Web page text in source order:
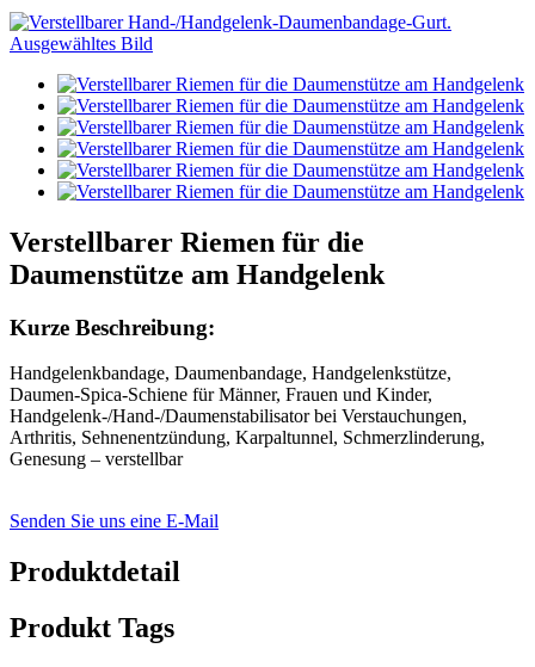
Verstellbarer Riemen für die
Daumenstütze am Handgelenk
Kurze Beschreibung:
Handgelenkbandage, Daumenbandage, Handgelenkstütze,
Daumen-Spica-Schiene für Männer, Frauen und Kinder,
Handgelenk-/Hand-/Daumenstabilisator bei Verstauchungen,
Arthritis, Sehnenentzündung, Karpaltunnel, Schmerzlinderung,
Genesung – verstellbar
Senden Sie uns eine E-Mail
Produktdetail
Produkt Tags